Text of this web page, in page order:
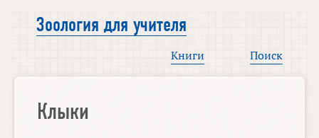
Зоология для учителя
Книги Поиск
Клыки